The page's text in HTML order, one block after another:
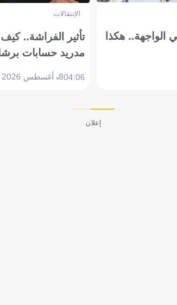
الواجهة.. هكذا
الإنتقالات
تأثير الفراشة..
مدريد حسابات
04:068 أغسطس 2026
إعلان